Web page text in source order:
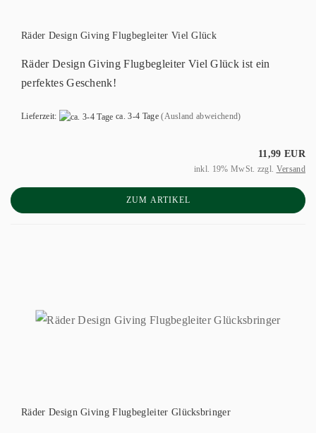
Räder Design Giving Flugbegleiter Viel Glück
Räder Design Giving Flugbegleiter Viel Glück ist ein
perfektes Geschenk!
Lieferzeit: ca. 3-4 Tage (Ausland abweichend)
11,99 EUR
inkl. 19% MwSt. zzgl. Versand
ZUM ARTIKEL
Räder Design Giving Flugbegleiter Glücksbringer